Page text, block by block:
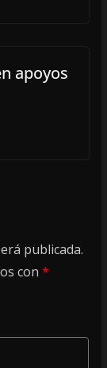
apoyos
publicada.
con *